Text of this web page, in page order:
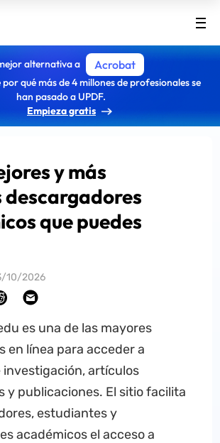
alternativa a Acrobat
qué más de 4 millones de profesionales se
han pasado a UPDF.
Empieza gratis
y más
descargadores
que puedes
10/2026
es una de las mayores
en línea para acceder a
artículos
y publicaciones. El sitio facilita
estudiantes y
académicos el acceso a